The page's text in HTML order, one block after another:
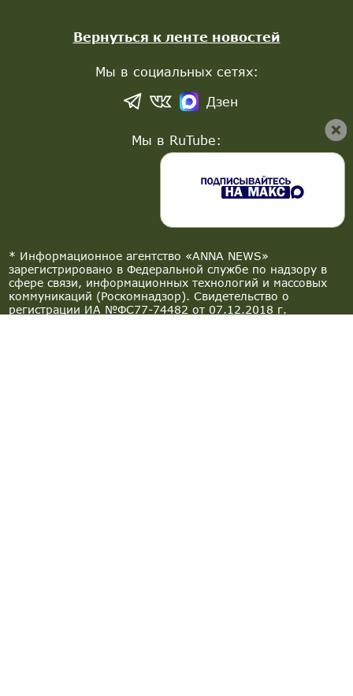
* Информационное агентство «ANNA NEWS»
зарегистрировано в Федеральной службе по надзору в
сфере связи, информационных технологий и массовых
коммуникаций (Роскомнадзор). Свидетельство о
регистрации ИА №ФС77-74482 от 07.12.2018 г.
Вернуться к ленте новостей
Мы в социальных сетях:
Дзен
Мы в RuTube: